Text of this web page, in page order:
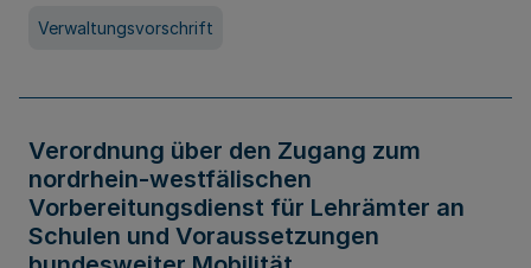
Verwaltungsvorschrift
Verordnung über den Zugang zum
nordrhein-westfälischen
Vorbereitungsdienst für Lehrämter an
Schulen und Voraussetzungen